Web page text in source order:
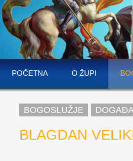
POČETNA O ŽUPI
BOGOSLUŽJE
BLAGDAN